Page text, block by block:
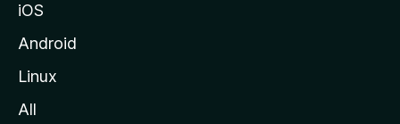
e
n
iOS
Android
Linux
All